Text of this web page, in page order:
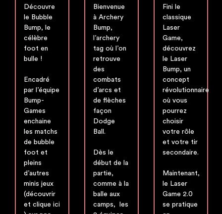
Découvre
le Bubble
Bump, le
célèbre
foot en
bulle !
Encadré
par l’équipe
Bump-
Games
enchaine
les matchs
de bubble
foot et
pleins
d’autres
minis jeux
(découvrir
et clique ici
Bienvenue
à Archery
Bump,
l’archery
tag où l’on
retrouve
des
combats
d’arcs et
de flèches
façon
Dodge
Ball.
Dès le
début de la
partie,
comme à la
balle aux
camps, les
Fini le
classique
Laser
Game,
découvrez
le Laser
Bump, un
concept
révolutionnaire
où vous
pourrez
choisir
votre rôle
et votre tir
secondaire.
Maintenant,
le Laser
Game 2.0
se pratique